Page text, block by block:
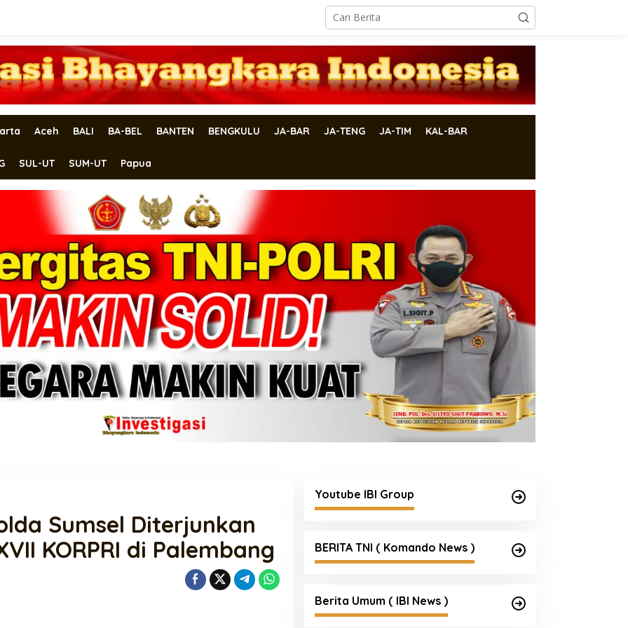
Aceh BALI BA-BEL BANTEN BENGKULU JA-BAR JA-TENG JA-TIM KAL-BAR
SUL-UT SUM-UT Papua
Sumsel Diterjunkan
KORPRI di Palembang
Youtube IBI Group
BERITA TNI ( Komando News )
Berita Umum ( IBI News )